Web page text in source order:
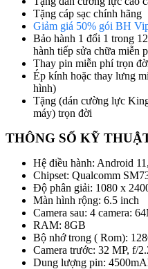
Tặng cáp sạc chính hãng
Giảm giá 50% gói BH
Bảo hành 1 đổi 1 trong
hành tiếp sửa chữa miễn
Thay pin miễn phí trọn
Ép kính hoặc thay lưng
hình)
Tặng (dán cường lực
máy) trọn đời
THÔNG SỐ KỸ
Hệ điều hành: Android
Chipset: Qualcomm
Độ phân giải: 1080 x
Màn hình rộng: 6.5 inch
Camera sau: 4 camera:
RAM: 8GB
Bộ nhớ trong ( Rom):
Camera trước: 32 MP, f/
Dung lượng pin: